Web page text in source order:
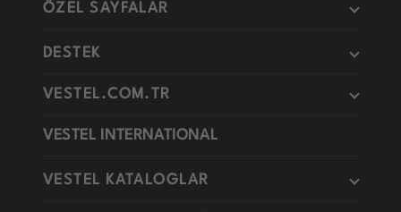
ÖZEL SAYFALAR
DESTEK
VESTEL.COM.TR
VESTEL INTERNATIONAL
VESTEL KATALOGLAR